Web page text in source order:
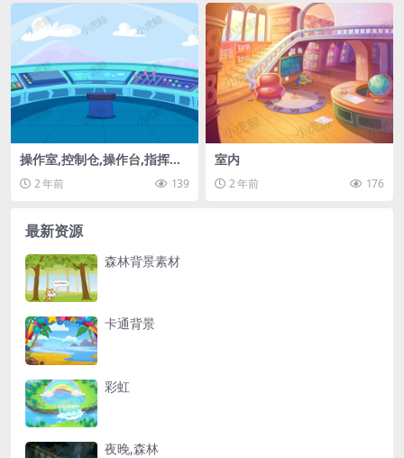
操作室,控制仓,操作台,指挥中
2 年前 139
室内
2 年前 176
最新资源
森林背景素材
卡通背景
彩虹
夜晚,森林